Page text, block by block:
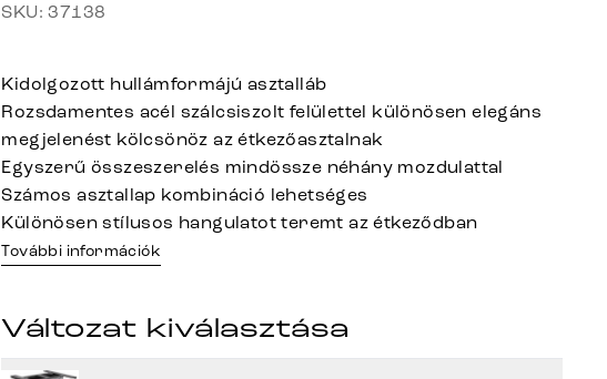
SKU: 37138
Kidolgozott hullámformájú asztalláb
Rozsdamentes acél szálcsiszolt felülettel különösen elegáns
megjelenést kölcsönöz az étkezőasztalnak
Egyszerű összeszerelés mindössze néhány mozdulattal
Számos asztallap kombináció lehetséges
Különösen stílusos hangulatot teremt az étkeződban
További információk
Változat kiválasztása